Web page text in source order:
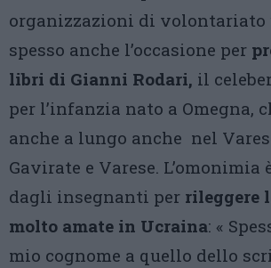
organizzazioni di volontariato
spesso anche l’occasione per
libri di Gianni Rodari, il
per l’infanzia nato a Omegna,
anche a lungo anche nel
Gavirate e Varese.
dagli insegnanti per rileggere
molto amate in Ucraina: «
mio cognome a quello dello